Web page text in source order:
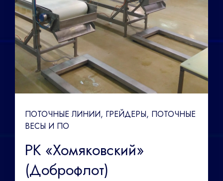
ПОТОЧНЫЕ ЛИНИИ, ГРЕЙДЕРЫ, ПОТОЧНЫЕ
ВЕСЫ И ПО
РК «Хомяковский»
(Доброфлот)